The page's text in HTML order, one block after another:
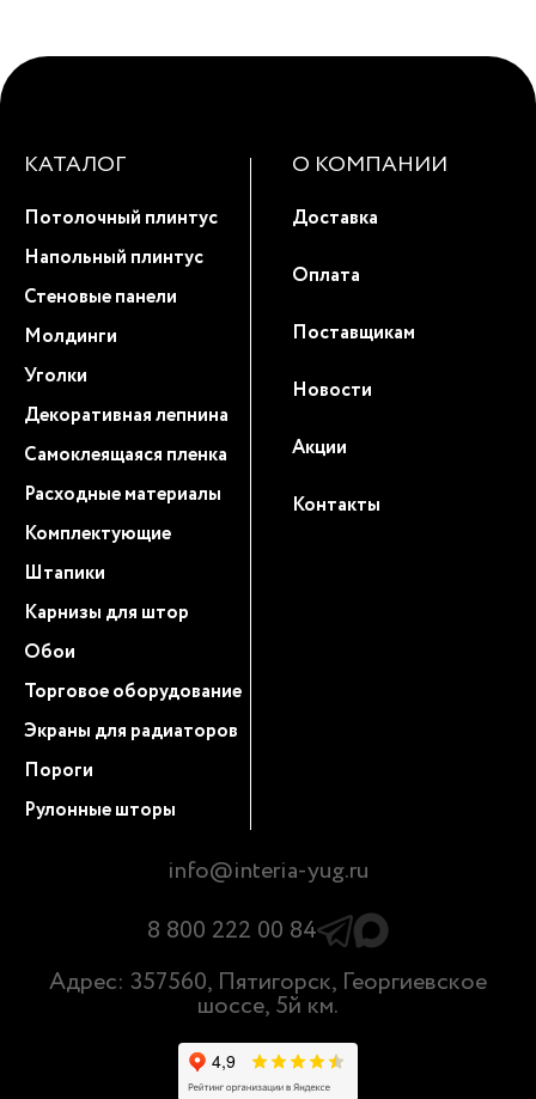
КАТАЛОГ
Потолочный плинтус
Напольный плинтус
Стеновые панели
Молдинги
Уголки
Декоративная лепнина
Самоклеящаяся пленка
Расходные материалы
Комплектующие
Штапики
Карнизы для штор
Обои
Торговое оборудование
Экраны для радиаторов
Пороги
Рулонные шторы
О КОМПАНИИ
Доставка
Оплата
Поставщикам
Новости
Акции
Контакты
info@interia-yug.ru
8 800 222 00 84
Адрес: 357560, Пятигорск, Георгиевское
шоссе, 5й км.